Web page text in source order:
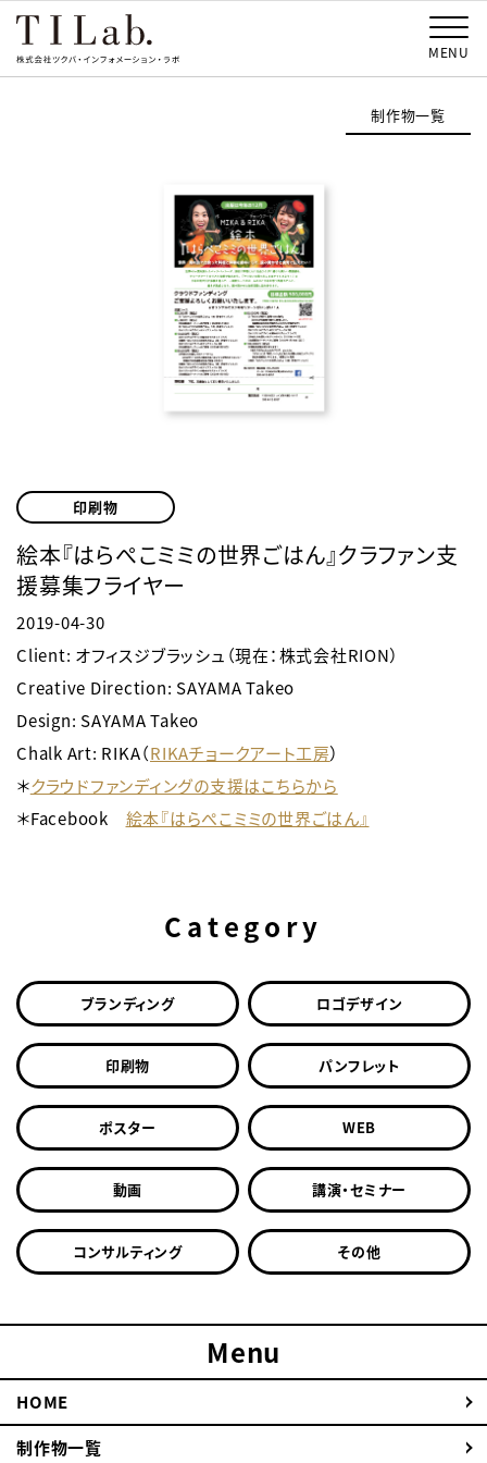
MENU
印刷物
絵本『はらぺこミミの世界ごはん』クラファン支
援募集フライヤー
2019-04-30
Client: オフィスジブラッシュ（現在：株式会社RION）
Creative Direction: SAYAMA Takeo
Design: SAYAMA Takeo
Chalk Art: RIKA（RIKAチョークアート工房）
＊クラウドファンディングの支援はこちらから
＊Facebook 絵本『はらぺこミミの世界ごはん』
制作物一覧
Category
ブランディング ロゴデザイン
印刷物 パンフレット
ポスター WEB
動画 講演・セミナー
コンサルティング その他
Menu
HOME
制作物一覧